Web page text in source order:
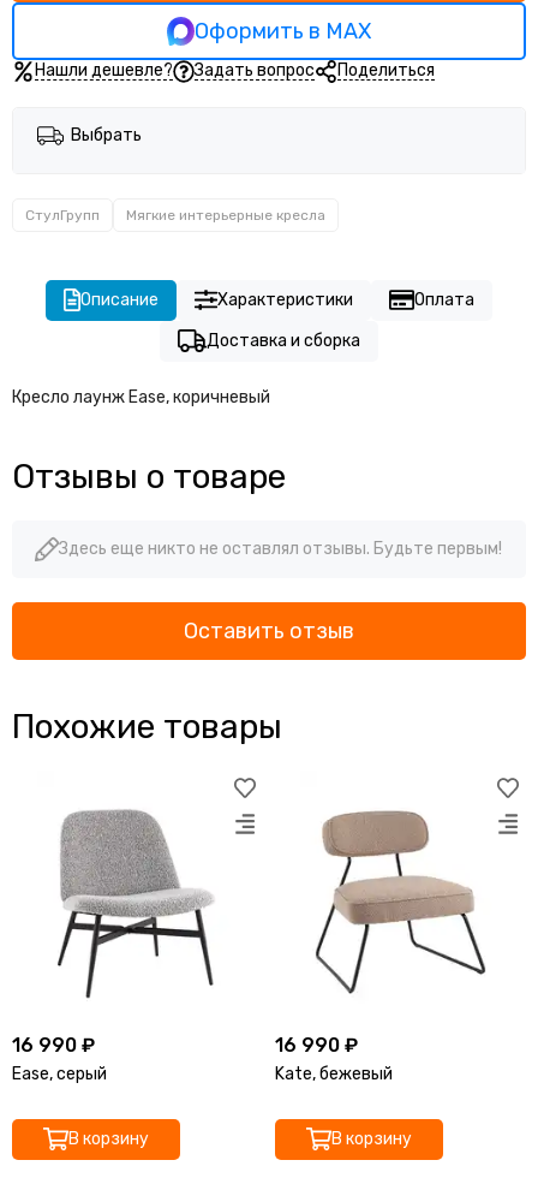
Оформить в MAX
Нашли дешевле? Задать вопрос Поделиться
Выбрать
СтулГрупп Мягкие интерьерные кресла
Описание Характеристики
Оплата
Доставка и сборка
Кресло лаунж Ease, коричневый
Отзывы о товаре
Здесь еще никто не оставлял отзывы. Будьте первым!
Оставить отзыв
Похожие товары
16 990 ₽
Ease, серый
В корзину
16 990 ₽
Kate, бежевый
В корзину